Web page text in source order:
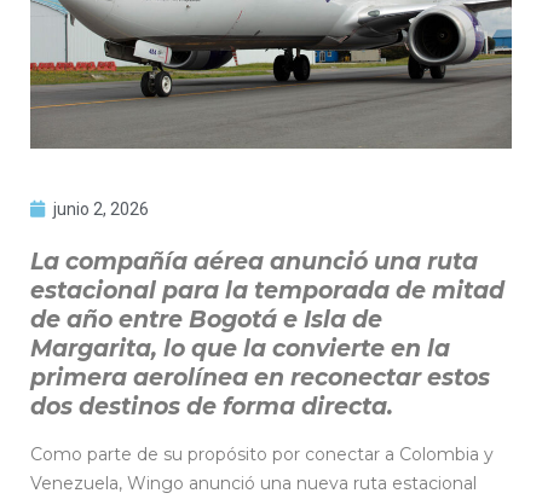
junio 2, 2026
La compañía aérea anunció una ruta
estacional para la temporada de mitad
de año entre Bogotá e Isla de
Margarita, lo que la convierte en la
primera aerolínea en reconectar estos
dos destinos de forma directa.
Como parte de su propósito por conectar a Colombia y
Venezuela, Wingo anunció una nueva ruta estacional